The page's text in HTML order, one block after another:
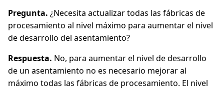
Pregunta. ¿Necesita actualizar todas las fábricas de
procesamiento al nivel máximo para aumentar el nivel
de desarrollo del asentamiento?
Respuesta. No, para aumentar el nivel de desarrollo
de un asentamiento no es necesario mejorar al
máximo todas las fábricas de procesamiento. El nivel